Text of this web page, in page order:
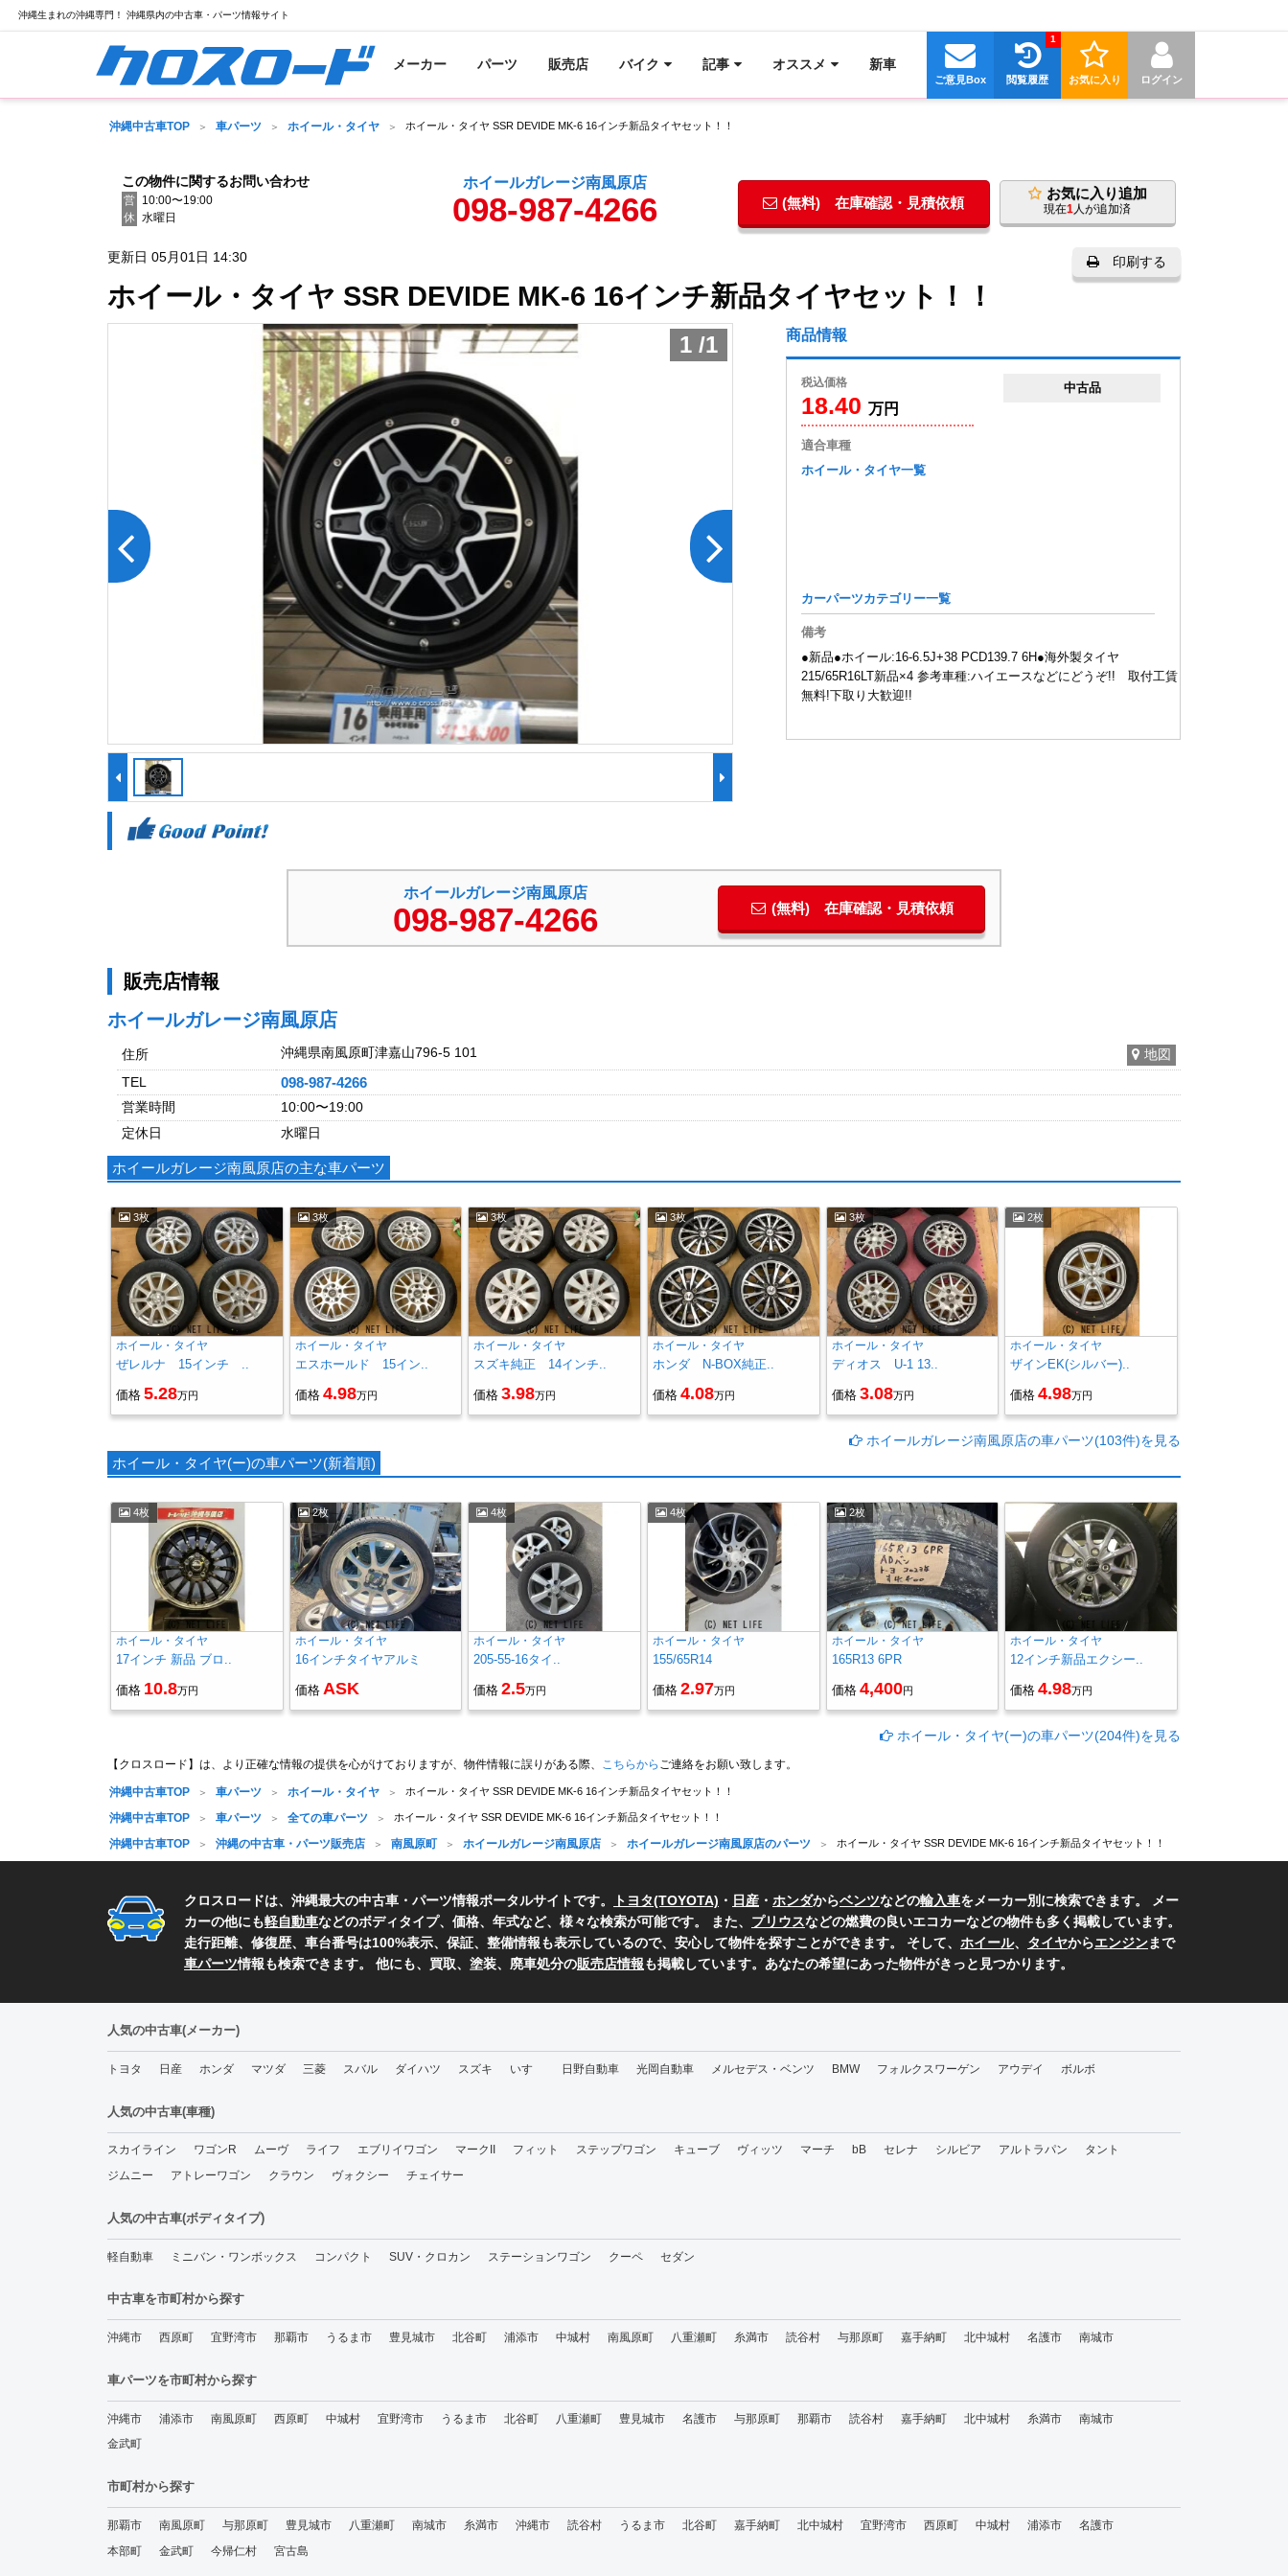
沖縄生まれの沖縄専門！ 沖縄県内の中古車・パーツ情報サイト
メーカー パーツ 販売店 バイク 記事 オススメ 新車
ログイン
お気に入り
閲覧履歴
1
ご意見Box
沖縄中古車TOP 車パーツ ホイール・タイヤ ホイール・タイヤ SSR DEVIDE MK-6 16インチ新品タイヤセット！！
この物件に関するお問い合わせ
営 10:00〜19:00
休 水曜日
ホイールガレージ南風原店
098-987-4266 (無料) 在庫確認・見積依頼
お気に入り追加
現在1人が追加済
更新日 05月01日 14:30 印刷する
ホイール・タイヤ SSR DEVIDE MK-6 16インチ新品タイヤセット！！
商品情報
税込価格
18.40万円
中古品
適合車種
ホイール・タイヤ一覧
カーパーツカテゴリー一覧
備考
●新品●ホイール:16-6.5J+38 PCD139.7 6H●海外製タイヤ
215/65R16LT新品×4 参考車種:ハイエースなどにどうぞ!! 取付工賃
無料!下取り大歓迎!!
1 /1
ホイールガレージ南風原店
098-987-4266 (無料) 在庫確認・見積依頼
販売店情報
ホイールガレージ南風原店
住所 沖縄県南風原町津嘉山796-5 101
地図
TEL
098-987-4266
営業時間
10:00〜19:00
定休日
水曜日
ホイールガレージ南風原店の主な車パーツ
3枚
ホイール・タイヤ
ぜレルナ 15インチ ..
価格 5.28万円
3枚
ホイール・タイヤ
エスホールド 15イン..
価格 4.98万円
3枚
ホイール・タイヤ
スズキ純正 14インチ..
価格 3.98万円
3枚
ホイール・タイヤ
ホンダ N-BOX純正..
価格 4.08万円
3枚
ホイール・タイヤ
ディオス U-1 13..
価格 3.08万円
2枚
ホイール・タイヤ
ザインEK(シルバー)..
価格 4.98万円
ホイールガレージ南風原店の車パーツ(103件)を見る
ホイール・タイヤ(ー)の車パーツ(新着順)
4枚
ホイール・タイヤ
17インチ 新品 ブロ..
価格 10.8万円
2枚
ホイール・タイヤ
16インチタイヤアルミ
価格 ASK
4枚
ホイール・タイヤ
205-55-16タイ..
価格 2.5万円
4枚
ホイール・タイヤ
155/65R14
価格 2.97万円
2枚
ホイール・タイヤ
165R13 6PR
価格 4,400円
ホイール・タイヤ
12インチ新品エクシー..
価格 4.98万円
ホイール・タイヤ(ー)の車パーツ(204件)を見る
【クロスロード】は、より正確な情報の提供を心がけておりますが、物件情報に誤りがある際、 こちらから ご連絡をお願い致します。
沖縄中古車TOP 車パーツ ホイール・タイヤ ホイール・タイヤ SSR DEVIDE MK-6 16インチ新品タイヤセット！！
沖縄中古車TOP 車パーツ 全ての車パーツ ホイール・タイヤ SSR DEVIDE MK-6 16インチ新品タイヤセット！！
沖縄中古車TOP 沖縄の中古車・パーツ販売店 南風原町 ホイールガレージ南風原店 ホイールガレージ南風原店のパーツ ホイール・タイヤ SSR DEVIDE MK-6 16インチ新品タイヤセット！！
クロスロードは、沖縄最大の中古車・パーツ情報ポータルサイトです。 トヨタ(TOYOTA) ・ 日産 ・ ホンダからベンツなどの輸入車をメーカー別に検索できます。 メー
カーの他にも軽自動車などのボディタイプ、価格、年式など、様々な検索が可能です。 また、 プリウスなどの燃費の良いエコカーなどの物件も多く掲載しています。
走行距離、修復歴、車台番号は100%表示、保証、整備情報も表示しているので、安心して物件を探すことができます。 そして、 ホイール、 タイヤからエンジンまで
車パーツ情報も検索できます。 他にも、買取、塗装、廃車処分の販売店情報も掲載しています。あなたの希望にあった物件がきっと見つかります。
人気の中古車(メーカー)
トヨタ 日産 ホンダ マツダ 三菱 スバル ダイハツ スズキ いすゞ 日野自動車 光岡自動車 メルセデス・ベンツ BMW フォルクスワーゲン アウデイ ボルボ
人気の中古車(車種)
スカイライン ワゴンR ムーヴ ライフ エブリイワゴン マークII フィット ステップワゴン キューブ ヴィッツ マーチ bB セレナ シルビア アルトラパン
タント
ジムニー
アトレーワゴン クラウン ヴォクシー チェイサー
人気の中古車(ボディタイプ)
軽自動車 ミニバン・ワンボックス コンパクト SUV・クロカン ステーションワゴン クーペ セダン
中古車を市町村から探す
沖縄市 西原町 宜野湾市 那覇市 うるま市 豊見城市 北谷町 浦添市 中城村 南風原町 八重瀬町 糸満市 読谷村 与那原町 嘉手納町 北中城村 名護市 南城市
車パーツを市町村から探す
沖縄市 浦添市 南風原町 西原町 中城村 宜野湾市 うるま市 北谷町 八重瀬町 豊見城市 名護市 与那原町 那覇市 読谷村 嘉手納町 北中城村 糸満市
南城市
金武町
市町村から探す
那覇市 南風原町 与那原町 豊見城市 八重瀬町 南城市 糸満市 沖縄市 読谷村 うるま市 北谷町 嘉手納町 北中城村 宜野湾市 西原町 中城村 浦添市
名護市
本部町
金武町 今帰仁村 宮古島